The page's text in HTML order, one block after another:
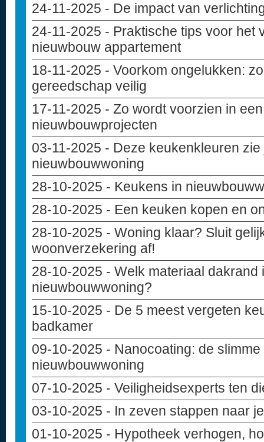
24-11-2025 - De impact van
24-11-2025 - Praktische tips voor het
nieuwbouw appartement
18-11-2025 - Voorkom ongelukken:
gereedschap veilig
17-11-2025 - Zo wordt voorzien in
nieuwbouwprojecten
03-11-2025 - Deze keukenkleuren
nieuwbouwwoning
28-10-2025 - Keukens in
28-10-2025 - Een keuken kopen en
28-10-2025 - Woning klaar? Sluit
woonverzekering af!
28-10-2025 - Welk materiaal dakrand
nieuwbouwwoning?
15-10-2025 - De 5 meest vergeten
badkamer
09-10-2025 - Nanocoating: de
nieuwbouwwoning
07-10-2025 - Veiligheidsexperts ten
03-10-2025 - In zeven stappen naar
01-10-2025 - Hypotheek verhogen,